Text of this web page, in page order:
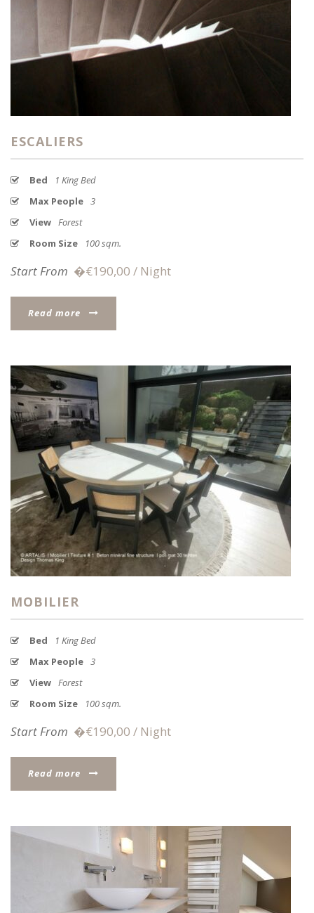
ESCALIERS
Bed
1 King Bed
Max People 3
View Forest
Room Size
100 sqm.
Start From �€190,00 / Night
Read more
MOBILIER
Bed
1 King Bed
Max People 3
View Forest
Room Size
100 sqm.
Start From �€190,00 / Night
Read more